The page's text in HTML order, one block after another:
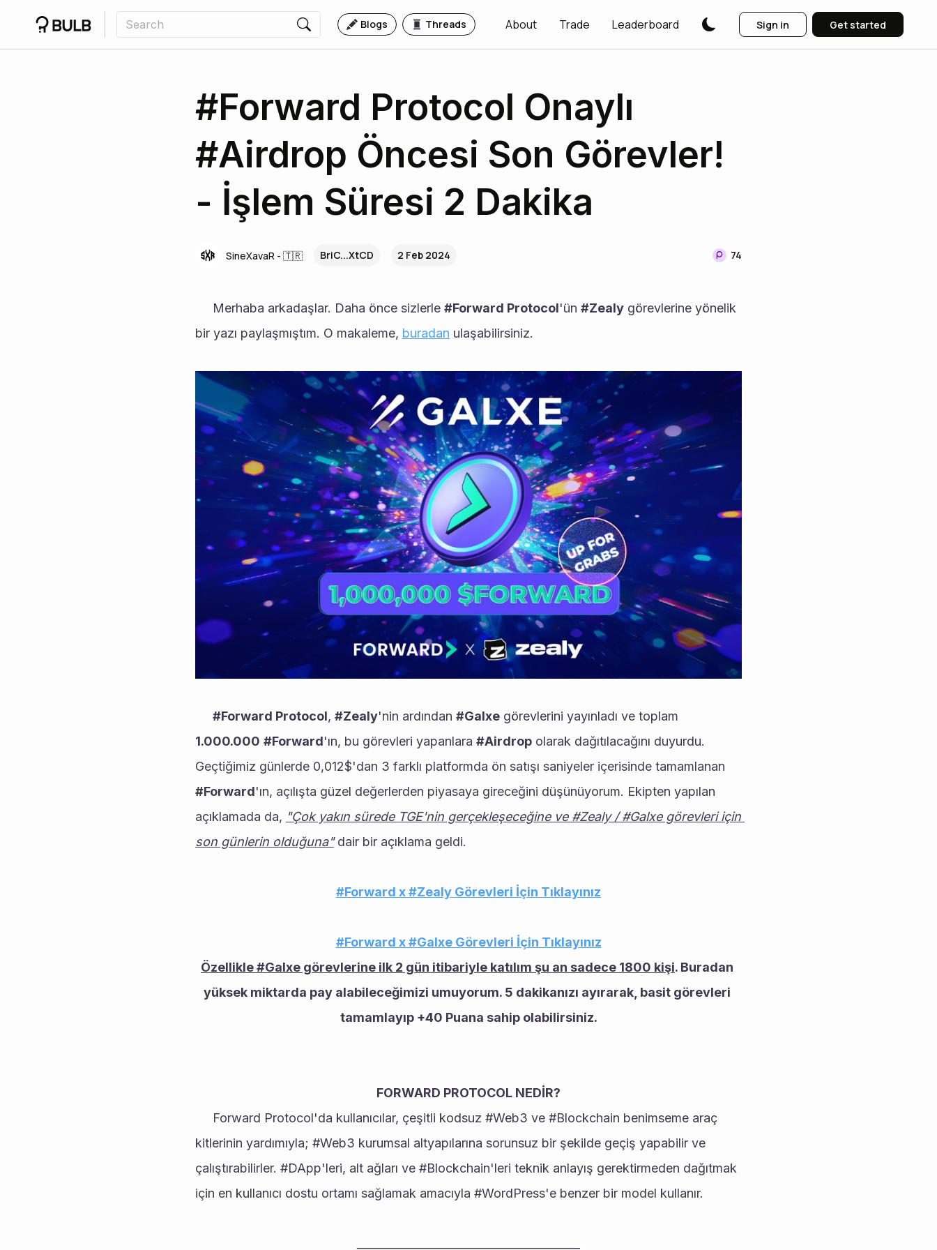
Blogs Threads About Trade Leaderboard Sign in Get started
#Forward Protocol Onaylı
#Airdrop Öncesi Son Görevler!
- İşlem Süresi 2 Dakika
SineXavaR - 🇹🇷 BriC...XtCD 2 Feb 2024 74
     Merhaba arkadaşlar. Daha önce sizlerle
#Forward Protocol'ün #Zealy görevlerine yönelik
bir yazı paylaşmıştım. O makaleme, buradan ulaşabilirsiniz.
#Forward Protocol, #Zealy'nin ardından #Galxe
1.000.000 #Forward'ın, bu görevleri yapanlara #Airdrop olarak dağıtılacağını duyurdu.
#Forward'ın, açılışta güzel değerlerden piyasaya gireceğini düşünüyorum. Ekipten yapılan
açıklamada da, "Çok yakın sürede TGE'nin gerçekleşeceğine ve #Zealy / #Galxe görevleri için
son günlerin olduğuna" dair bir açıklama geldi.
#Forward x #Zealy Görevleri İçin Tıklayınız
#Forward x #Galxe Görevleri İçin Tıklayınız
Özellikle #Galxe görevlerine ilk 2 gün itibariyle katılım şu an sadece 1800 kişi. Buradan
yüksek miktarda pay alabileceğimizi umuyorum. 5 dakikanızı ayırarak, basit görevleri
tamamlayıp +40 Puana sahip olabilirsiniz.
FORWARD PROTOCOL NEDİR?
kitlerinin yardımıyla; #Web3 kurumsal altyapılarına sorunsuz bir şekilde geçiş yapabilir ve
çalıştırabilirler. #DApp'leri, alt ağları ve #Blockchain'leri teknik anlayış gerektirmeden dağıtmak
için en kullanıcı dostu ortamı sağlamak amacıyla #WordPress'e benzer bir model kullanır.